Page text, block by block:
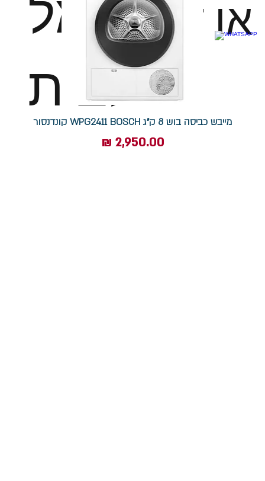
או דגם
לבית
מייבש כביסה בוש 8 ק"ג WPG2411 BOSCH קונדנסור
מחיר